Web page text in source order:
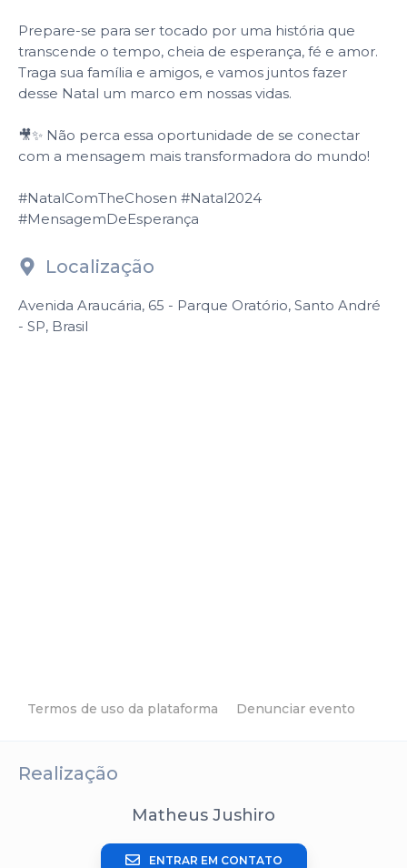
Prepare-se para ser tocado por uma história que
transcende o tempo, cheia de esperança, fé e amor.
Traga sua família e amigos, e vamos juntos fazer
desse Natal um marco em nossas vidas.
🎥✨ Não perca essa oportunidade de se conectar
com a mensagem mais transformadora do mundo!
#NatalComTheChosen #Natal2024
#MensagemDeEsperança
Localização
Avenida Araucária, 65 - Parque Oratório, Santo André
- SP, Brasil
Termos de uso da plataforma Denunciar evento
Realização
Matheus Jushiro
ENTRAR EM CONTATO